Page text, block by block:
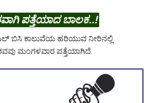
ಪತ್ತೆಯಾದ ಬಾಲಕ..!
ಬಿಸಿ ಕಾಲುವೆಯ ಹರಿಯುವ ನೀರಿನಲ್ಲಿ
ಮಂಗಳವಾರ ಪತ್ತೆಯಾಗಿದೆ.